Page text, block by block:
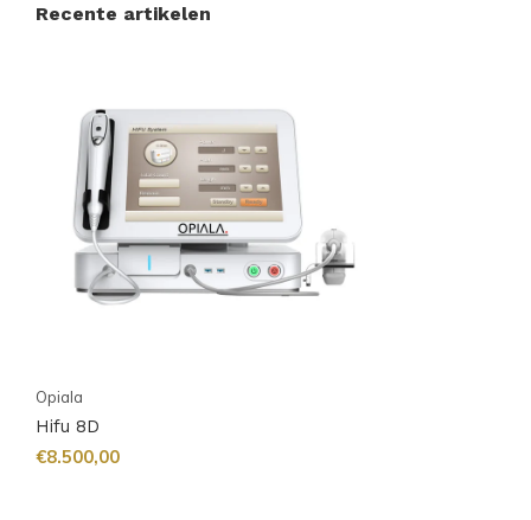
Recente artikelen
Opiala
Hifu 8D
€8.500,00